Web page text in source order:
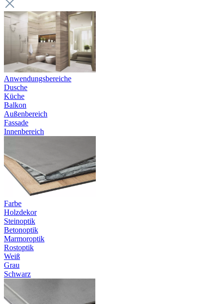
Anwendungsbereiche
Dusche
Küche
Balkon
Außenbereich
Fassade
Innenbereich
Farbe
Holzdekor
Steinoptik
Betonoptik
Marmoroptik
Rostoptik
Weiß
Grau
Schwarz